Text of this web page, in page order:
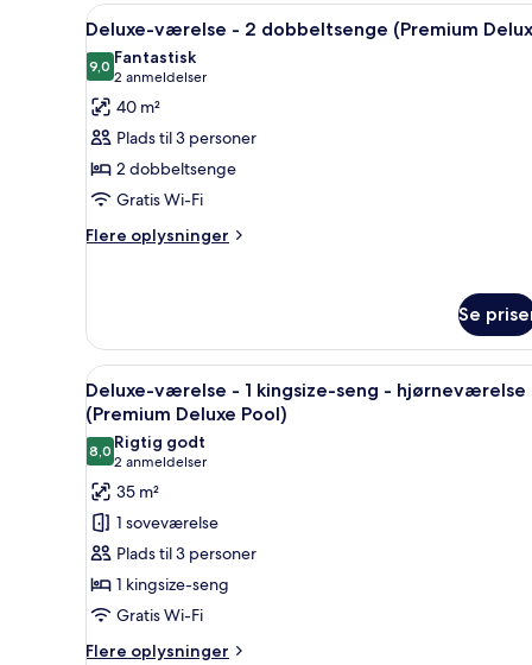
1
kingsize-
seng
havudsigt
Indlæs
alle
billeder
af
Deluxe-
værelse
-
2
dobbeltsenge
Et hotelværelse med to
5
Deluxe-værelse - 2 dobbeltsenge (Premium
9,09,0 ud af 10
Fantastisk
2 anmeldelser
(2
anmeldelser)
40 m²
Plads til 3 personer
2 dobbeltsenge
Gratis Wi-Fi
Flere oplysninger
Flere
-
dobbeltsenge
(Premium
Deluxe)
Se
Indlæs
alle
billeder
af
Deluxe-
værelse
-
1
kingsize-
seng
-
Et moderne hotelværelse
5
Deluxe-værelse - 1 kingsize-seng - hjørneværelse
(Premium Deluxe Pool)
8,08,0 ud af 10
Rigtig godt
2 anmeldelser
(2
anmeldelser)
35 m²
1 soveværelse
Plads til 3 personer
1 kingsize-seng
Gratis Wi-Fi
Flere oplysninger
Flere